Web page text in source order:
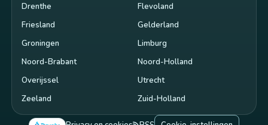
Drenthe
Flevoland
Friesland
Gelderland
Groningen
Limburg
Noord-Brabant
Noord-Holland
Overijssel
Utrecht
Zeeland
Zuid-Holland